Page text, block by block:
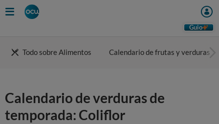
to
Guio
Todo sobre Alimentos Calendario de frutas y verduras
Calendario de verduras de
temporada: Coliflor